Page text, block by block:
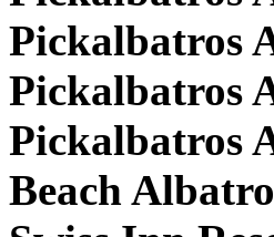
Pickalbatros
Pickalbatros
Pickalbatros
Beach